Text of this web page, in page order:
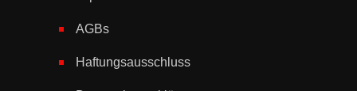
AGBs
Haftungsausschluss